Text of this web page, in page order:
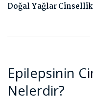
Doğal Yağlar
Epilepsinin
Nelerdir?